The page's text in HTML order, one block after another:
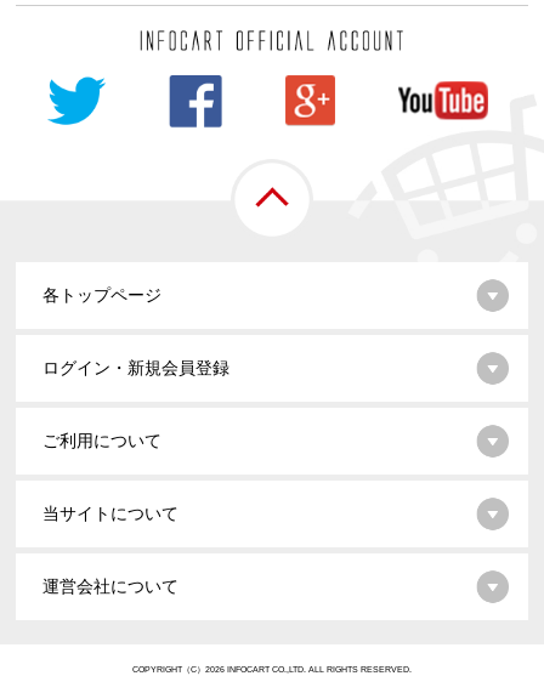
各トップページ
ログイン・新規会員登録
ご利用について
当サイトについて
運営会社について
COPYRIGHT（C）2026 INFOCART CO.,LTD. ALL RIGHTS RESERVED.